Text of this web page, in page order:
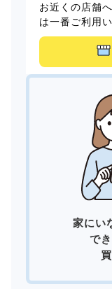
お近くの店舗
は一番ご利用
家にい
で